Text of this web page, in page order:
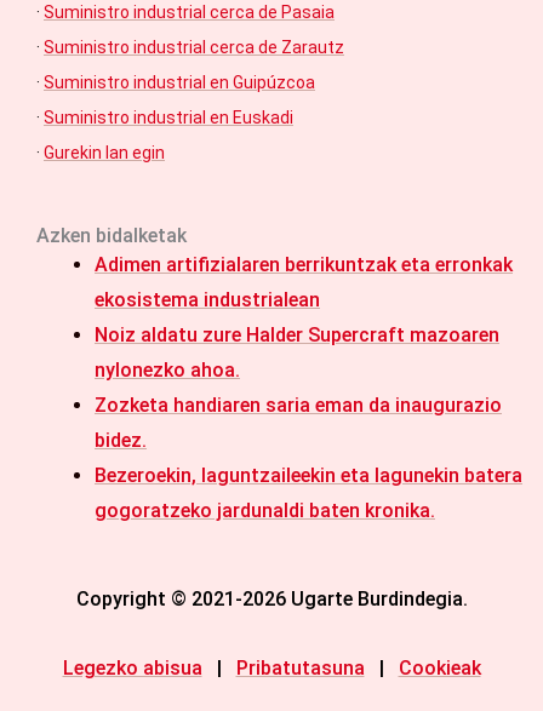
· Suministro industrial cerca de Pasaia
· Suministro industrial cerca de Zarautz
· Suministro industrial en Guipúzcoa
· Suministro industrial en Euskadi
· Gurekin lan egin
Azken bidalketak
Adimen artifizialaren berrikuntzak eta erronkak
ekosistema industrialean
Noiz aldatu zure Halder Supercraft mazoaren
nylonezko ahoa.
Zozketa handiaren saria eman da inaugurazio
bidez.
Bezeroekin, laguntzaileekin eta lagunekin batera
gogoratzeko jardunaldi baten kronika.
Copyright © 2021-2026 Ugarte Burdindegia.
Legezko abisua Pribatutasuna Cookieak